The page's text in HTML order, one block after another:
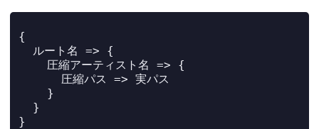
{
  ルート名 => {
    圧縮アーティスト名 => {
      圧縮パス => 実パス
    }
  }
}